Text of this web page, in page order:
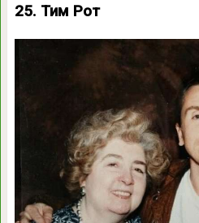
25. Тим Рот